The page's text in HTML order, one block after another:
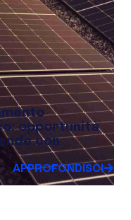
opportunità
con
APPROFONDISCI